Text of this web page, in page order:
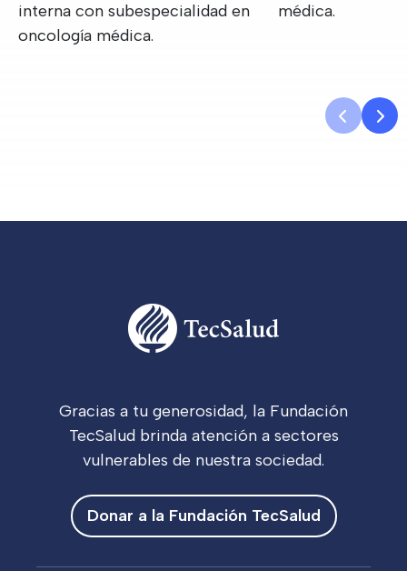
interna con subespecialidad en
oncología médica.
médica.
Gracias a tu generosidad, la Fundación
TecSalud brinda atención a sectores
vulnerables de nuestra sociedad.
Donar a la Fundación TecSalud